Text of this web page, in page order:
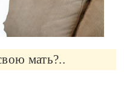
мать?..